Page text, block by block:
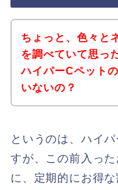
ちょっと、色々と
を調べていて思っ
ハイパーCペット
いないの？
というのは、ハイ
すが、この前入っ
に、定期的にお得